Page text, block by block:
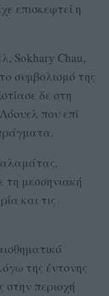
επισκεφτεί η
Sokhary Chau,
συμβολισμό της
δε στη
που επί
μεσσηνιακή
και τις
της έντονης
στην περιοχή